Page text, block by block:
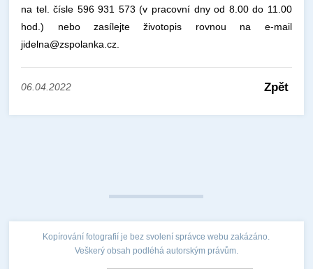
na tel. čísle 596 931 573 (v pracovní dny od 8.00 do 11.00
hod.) nebo zasílejte životopis rovnou na e-mail
jidelna@zspolanka.cz.
06.04.2022 Zpět
Kopírování fotografií je bez svolení správce webu zakázáno.
Veškerý obsah podléhá autorským právům.